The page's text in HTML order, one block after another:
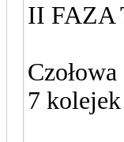
II FAZA
7